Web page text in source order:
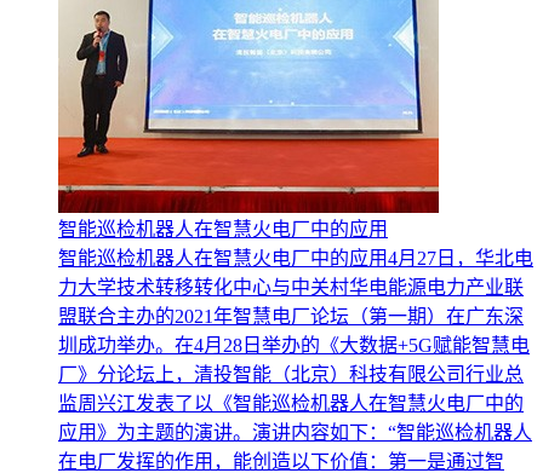
智能巡检机器人在智慧火电厂中的应用
智能巡检机器人在智慧火电厂中的应用4月27日，华北电
力大学技术转移转化中心与中关村华电能源电力产业联
盟联合主办的2021年智慧电厂论坛（第一期）在广东深
圳成功举办。在4月28日举办的《大数据+5G赋能智慧电
厂》分论坛上，清投智能（北京）科技有限公司行业总
监周兴江发表了以《智能巡检机器人在智慧火电厂中的
应用》为主题的演讲。演讲内容如下：“智能巡检机器人
在电厂发挥的作用，能创造以下价值：第一是通过智